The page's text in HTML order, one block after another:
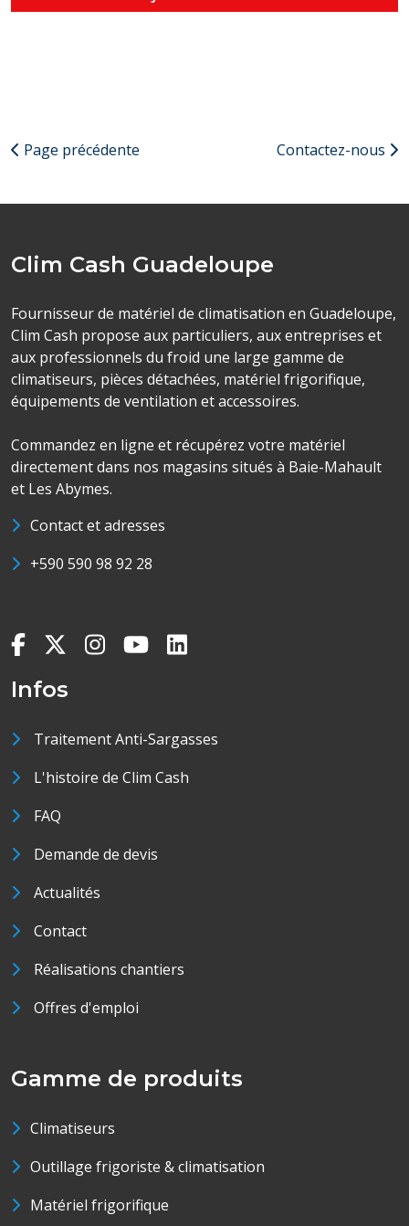
Page précédente Contactez-nous
Clim Cash Guadeloupe
Fournisseur de matériel de climatisation en Guadeloupe,
Clim Cash propose aux particuliers, aux entreprises et
aux professionnels du froid une large gamme de
climatiseurs, pièces détachées, matériel frigorifique,
équipements de ventilation et accessoires.
Commandez en ligne et récupérez votre matériel
directement dans nos magasins situés à Baie-Mahault
et Les Abymes.
Contact et adresses
+590 590 98 92 28
Infos
Traitement Anti-Sargasses
L'histoire de Clim Cash
FAQ
Demande de devis
Actualités
Contact
Réalisations chantiers
Offres d'emploi
Gamme de produits
Climatiseurs
Outillage frigoriste & climatisation
Matériel frigorifique